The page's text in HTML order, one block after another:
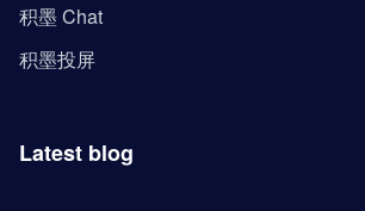
积墨 Chat
积墨投屏
Latest blog